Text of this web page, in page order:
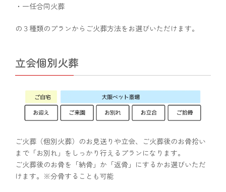
・一任合同火葬
の３種類のプランからご火葬方法をお選びいただけます。
立会個別火葬
ご火葬（個別火葬）のお見送りや立会、ご火葬後のお骨拾い
まで「お別れ」をしっかり行えるプランになります。
ご火葬後のお骨を「納骨」か「返骨」にするかお選びいただ
けます。※分骨することも可能